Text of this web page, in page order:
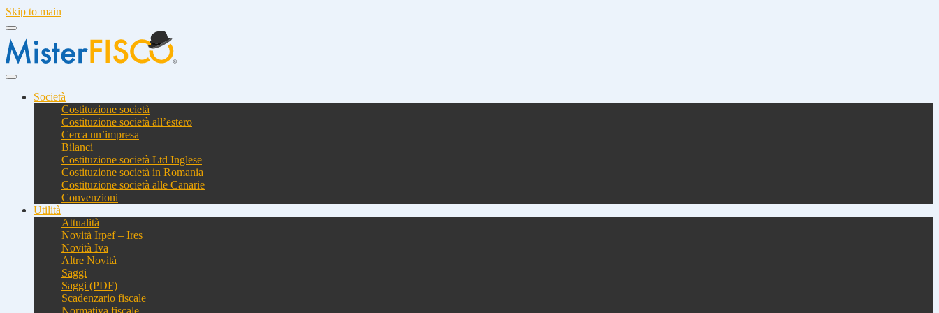
Skip to main
Società
Costituzione società
Costituzione società all’estero
Cerca un’impresa
Bilanci
Costituzione società Ltd Inglese
Costituzione società in Romania
Costituzione società alle Canarie
Convenzioni
Utilità
Attualità
Novità Irpef – Ires
Novità Iva
Altre Novità
Saggi
Saggi (PDF)
Scadenzario fiscale
Normativa fiscale